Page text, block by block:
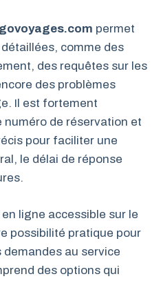
permet
comme des
des requêtes sur les
des problèmes
Il est fortement
numéro de réservation et
pour faciliter une
le délai de réponse
ligne accessible sur le
possibilité pratique pour
au service
des options qui